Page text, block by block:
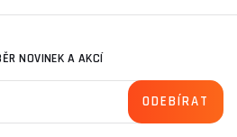
NOVINEK A AKCÍ